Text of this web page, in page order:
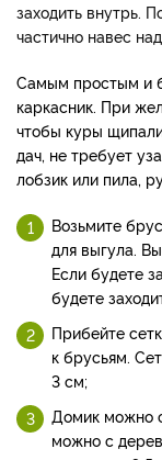
заходить внутрь.
частично навес
Самым простым и
каркасник. При
чтобы куры
дач, не требует
лобзик или пила,
Возьмите
для выгула.
Если будете
будете
Прибейте
к брусьям.
3 см;
Домик можно
можно с